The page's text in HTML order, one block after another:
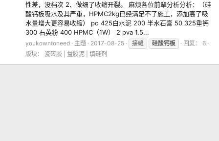
性差，没档次 2、做细了收缩开裂。 麻烦各位前辈分析分析：（硅
酸钙板吸水及其严重，HPMC2kg已经满足不了施工，添加高了吸
水量增大更容易收缩） po 425白水泥 200 半水石膏 50 325重钙
300 石英粉 400 HPMC（1W） 2 pva 1.5...
youkowntoneed 主题 2017-08-25 接缝 硅酸钙板
回复： 6
版块： 瓷砖胶 | 益胶泥 | 填缝剂